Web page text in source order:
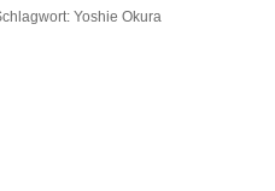
Yoshie Okura